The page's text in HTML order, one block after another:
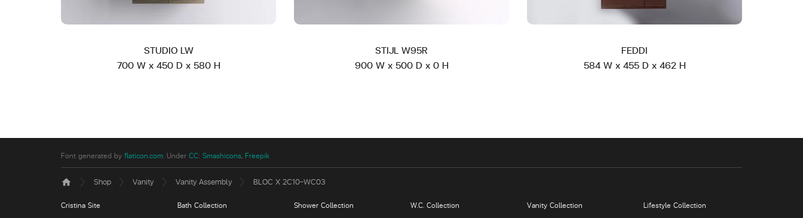
STUDIO LW
700 W x 450 D x 580 H
STIJL W95R
900 W x 500 D x 0 H
FEDDI
584 W x 455 D x 462 H
Font generated by flaticon.com. Under CC: Smashicons, Freepik
home Shop Vanity Vanity Assembly BLOC X 2C10-WC03
Cristina Site Bath Collection Shower Collection W.C. Collection Vanity Collection Lifestyle Collection